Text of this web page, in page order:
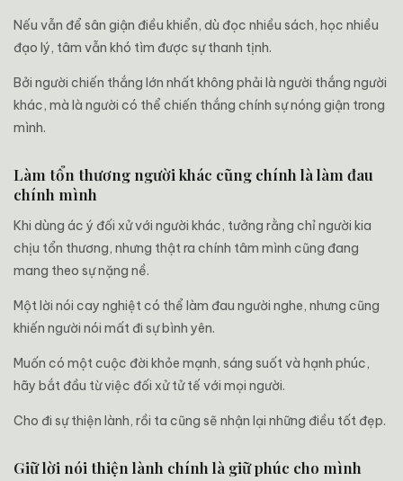
Nếu vẫn để sân giận điều khiển, dù đọc nhiều sách, học nhiều
đạo lý, tâm vẫn khó tìm được sự thanh tịnh.
Bởi người chiến thắng lớn nhất không phải là người thắng người
khác, mà là người có thể chiến thắng chính sự nóng giận trong
mình.
Làm tổn thương người khác cũng chính là làm đau
chính mình
Khi dùng ác ý đối xử với người khác, tưởng rằng chỉ người kia
chịu tổn thương, nhưng thật ra chính tâm mình cũng đang
mang theo sự nặng nề.
Một lời nói cay nghiệt có thể làm đau người nghe, nhưng cũng
khiến người nói mất đi sự bình yên.
Muốn có một cuộc đời khỏe mạnh, sáng suốt và hạnh phúc,
hãy bắt đầu từ việc đối xử tử tế với mọi người.
Cho đi sự thiện lành, rồi ta cũng sẽ nhận lại những điều tốt đẹp.
Giữ lời nói thiện lành chính là giữ phúc cho mình